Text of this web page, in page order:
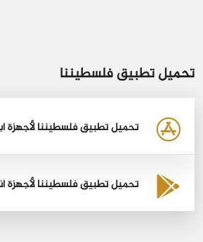
تحميل تطبيق فلسطيننا
تحميل تطبيق فلسطيننا لأجهزة
تحميل تطبيق فلسطيننا لأجهزة